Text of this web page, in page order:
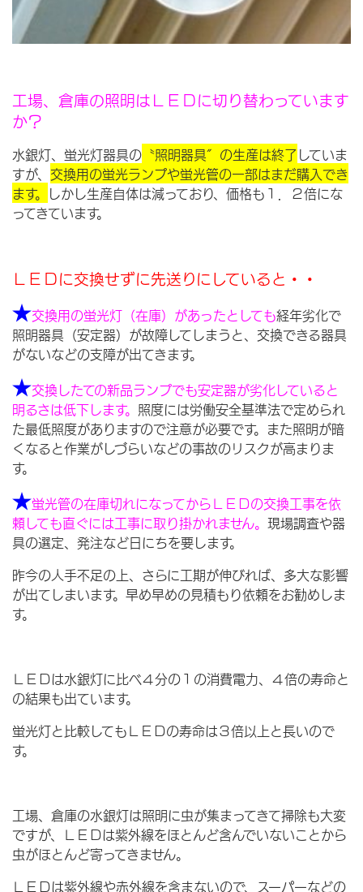
工場、倉庫の照明はＬＥＤに切り替わっています
か？
水銀灯、蛍光灯器具の 〝照明器具″の生産は終了していま
すが、 交換用の蛍光ランプや蛍光管の一部はまだ購入でき
ます。 しかし生産自体は減っており、価格も１．２倍にな
ってきています。
ＬＥＤに交換せずに先送りにしていると・・
★交換用の蛍光灯（在庫）があったとしても経年劣化で
照明器具（安定器）が故障してしまうと、交換できる器具
がないなどの支障が出てきます。
★交換したての新品ランプでも安定器が劣化していると
明るさは低下します。 照度には労働安全基準法で定められ
た最低照度がありますので注意が必要です。また照明が暗
くなると作業がしづらいなどの事故のリスクが高まりま
す。
★蛍光管の在庫切れになってからＬＥＤの交換工事を依
頼しても直ぐには工事に取り掛かれません。 現場調査や器
具の選定、発注など日にちを要します。
昨今の人手不足の上、さらに工期が伸びれば、多大な影響
が出てしまいます。早め早めの見積もり依頼をお勧めしま
す。
ＬＥＤは水銀灯に比べ４分の１の消費電力、４倍の寿命と
の結果も出ています。
蛍光灯と比較してもＬＥＤの寿命は３倍以上と長いので
す。
工場、倉庫の水銀灯は照明に虫が集まってきて掃除も大変
ですが、ＬＥＤは紫外線をほとんど含んでいないことから
虫がほとんど寄ってきません。
ＬＥＤは紫外線や赤外線を含まないので、スーパーなどの